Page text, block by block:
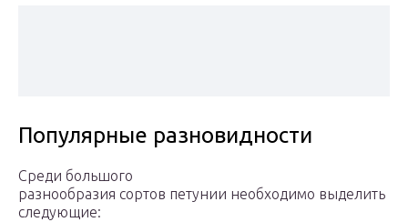
Популярные разновидности
Среди большого
разнообразия сортов петунии необходимо выделить
следующие: